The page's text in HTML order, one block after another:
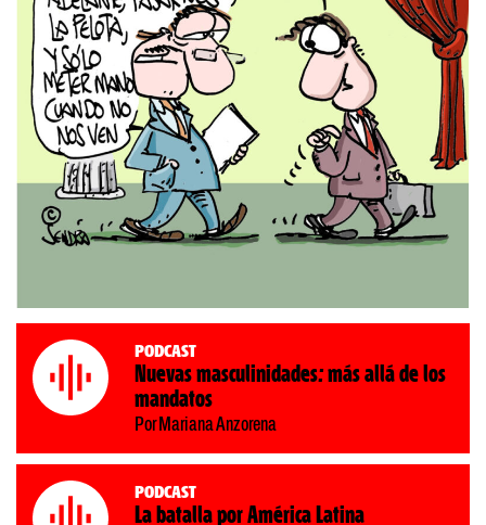
Podcast
Nuevas masculinidades: más allá de los
mandatos
Por Mariana Anzorena
Podcast
La batalla por América Latina